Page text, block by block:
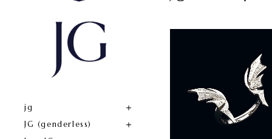
jg
JG (genderless)